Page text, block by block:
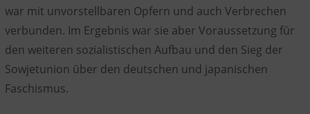
war mit unvorstellbaren Opfern und auch Verbrechen
verbunden. Im Ergebnis war sie aber Voraussetzung für
den weiteren sozialistischen Aufbau und den Sieg der
Sowjetunion über den deutschen und japanischen
Faschismus.